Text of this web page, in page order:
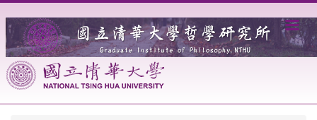
到
主
要
內
容